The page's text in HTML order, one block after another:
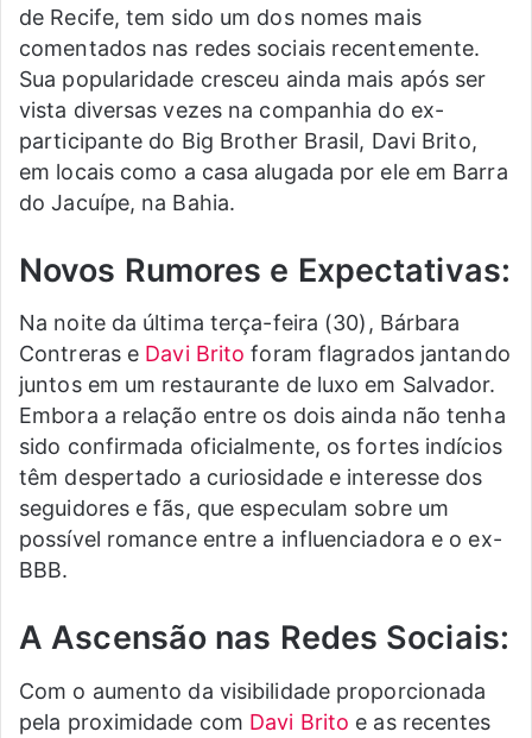
de Recife, tem sido um dos nomes mais
comentados nas redes sociais recentemente.
Sua popularidade cresceu ainda mais após ser
vista diversas vezes na companhia do ex-
participante do Big Brother Brasil, Davi Brito,
em locais como a casa alugada por ele em Barra
do Jacuípe, na Bahia.
Novos Rumores e Expectativas:
Na noite da última terça-feira (30), Bárbara
Contreras e Davi Brito foram flagrados jantando
juntos em um restaurante de luxo em Salvador.
Embora a relação entre os dois ainda não tenha
sido confirmada oficialmente, os fortes indícios
têm despertado a curiosidade e interesse dos
seguidores e fãs, que especulam sobre um
possível romance entre a influenciadora e o ex-
BBB.
A Ascensão nas Redes Sociais:
Com o aumento da visibilidade proporcionada
pela proximidade com Davi Brito e as recentes